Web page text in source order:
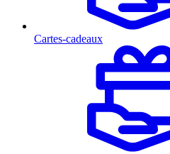
Cartes-cadeaux